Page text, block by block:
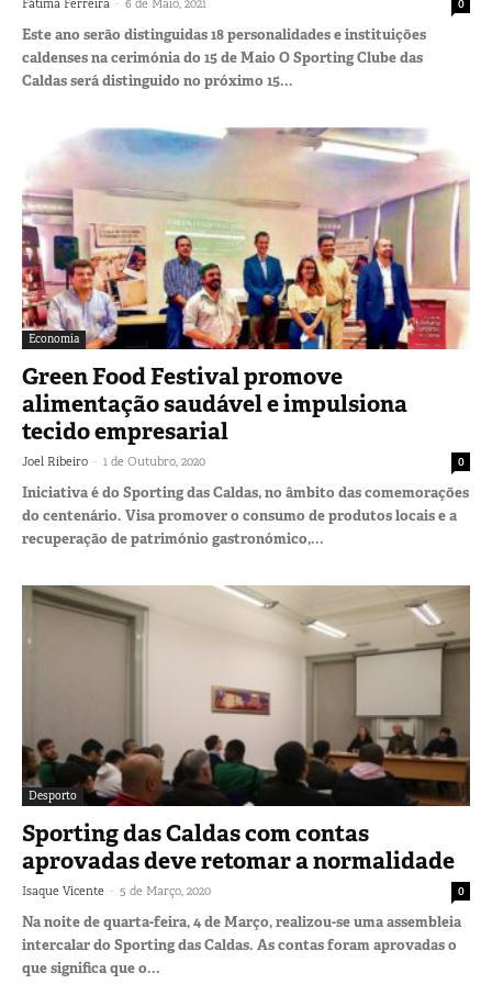
Fátima Ferreira 6 de Maio, 2021 0
Este ano serão distinguidas 18 personalidades e instituições
caldenses na cerimónia do 15 de Maio O Sporting Clube das
Caldas será distinguido no próximo 15...
Economia
Green Food Festival promove
alimentação saudável e impulsiona
tecido empresarial
Joel Ribeiro - 1 de Outubro, 2020 0
Iniciativa é do Sporting das Caldas, no âmbito das comemorações
do centenário. Visa promover o consumo de produtos locais e a
recuperação de património gastronómico,...
Desporto
Sporting das Caldas com contas
aprovadas deve retomar a normalidade
Isaque Vicente - 5 de Março, 2020 0
Na noite de quarta-feira, 4 de Março, realizou-se uma assembleia
intercalar do Sporting das Caldas. As contas foram aprovadas o
que significa que o...